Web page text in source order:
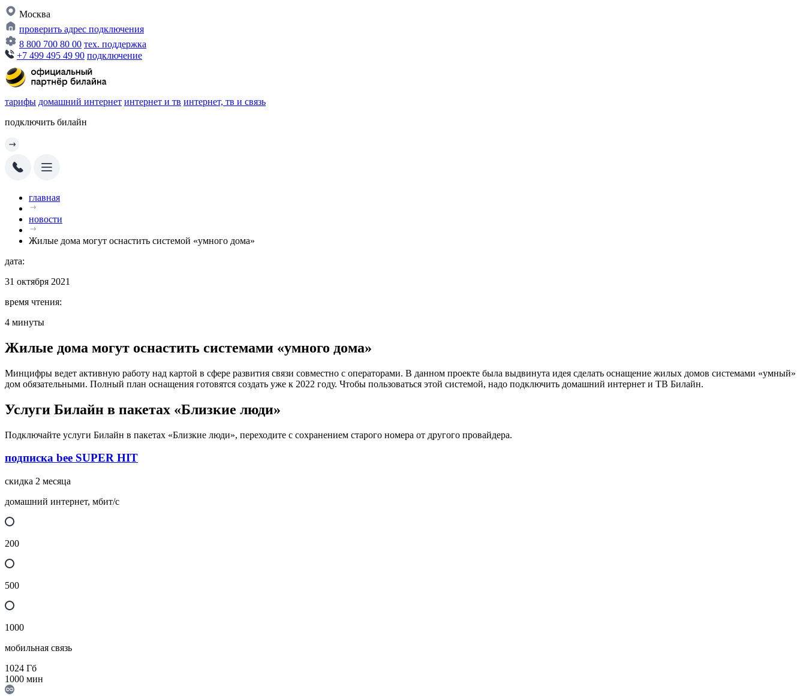
Москва
проверить адрес подключения
8 800 700 80 00 тех. поддержка
+7 499 495 49 90 подключение
тарифы домашний интернет интернет и тв интернет, тв и связь
подключить билайн
главная
новости
Жилые дома могут оснастить системой «умного дома»
дата:
31 октября 2021
время чтения:
4 минуты
Жилые дома могут оснастить системами «умного дома»
Минцифры ведет активную работу над картой в сфере развития связи совместно с операторами. В данном проекте была выдвинута идея сделать оснащение жилых домов системами «умный»
дом обязательными. Полный план оснащения готовятся создать уже к 2022 году. Чтобы пользоваться этой системой, надо подключить домашний интернет и ТВ Билайн.
Услуги Билайн в пакетах «Близкие люди»
Подключайте услуги Билайн в пакетах «Близкие люди», переходите с сохранением старого номера от другого провайдера.
подписка bee SUPER HIT
скидка 2 месяца
домашний интернет, мбит/с
200
500
1000
мобильная связь
1024 Гб
1000 мин